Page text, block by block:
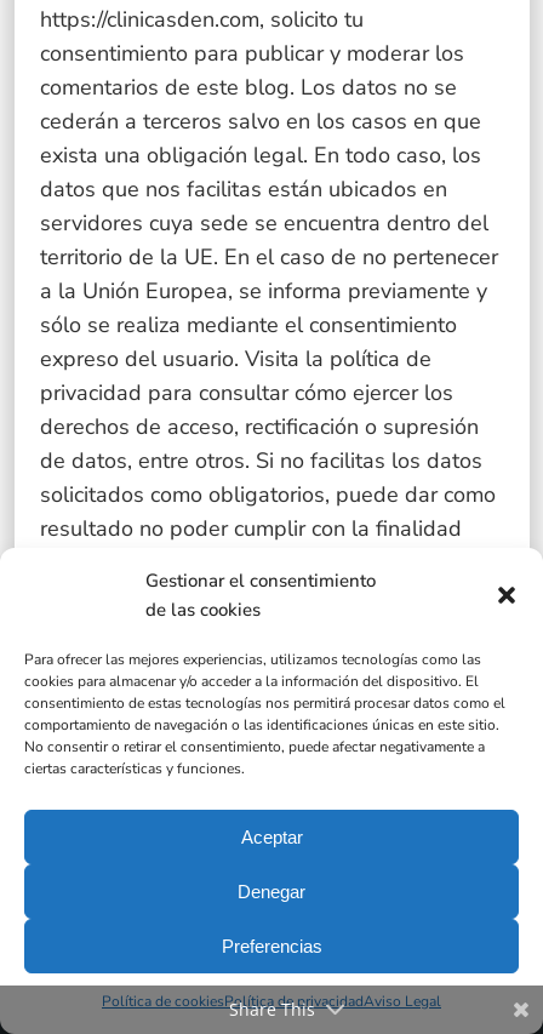
Gestionar el consentimiento
de las cookies
Para ofrecer las mejores experiencias, utilizamos tecnologías como las
cookies para almacenar y/o acceder a la información del dispositivo. El
consentimiento de estas tecnologías nos permitirá procesar datos como el
comportamiento de navegación o las identificaciones únicas en este sitio.
No consentir o retirar el consentimiento, puede afectar negativamente a
ciertas características y funciones.
Aceptar
Denegar
Preferencias
Política de cookiesPolítica de privacidadAviso Legal
https://clinicasden.com, solicito tu
consentimiento para publicar y moderar los
comentarios de este blog. Los datos no se
cederán a terceros salvo en los casos en que
exista una obligación legal. En todo caso, los
datos que nos facilitas están ubicados en
servidores cuya sede se encuentra dentro del
territorio de la UE. En el caso de no pertenecer
a la Unión Europea, se informa previamente y
sólo se realiza mediante el consentimiento
expreso del usuario. Visita la política de
privacidad para consultar cómo ejercer los
derechos de acceso, rectificación o supresión
de datos, entre otros. Si no facilitas los datos
solicitados como obligatorios, puede dar como
resultado no poder cumplir con la finalidad
He leído y acepto la
Share This